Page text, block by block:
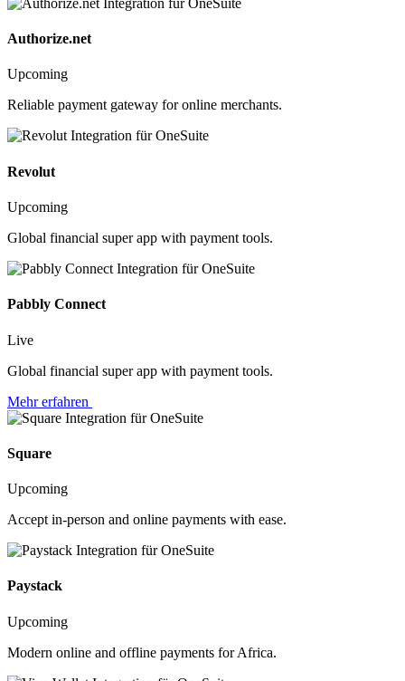
Authorize.net
Upcoming
Reliable payment gateway for online merchants.
Revolut
Upcoming
Global financial super app with payment tools.
Pabbly Connect
Live
Global financial super app with payment tools.
Mehr erfahren
Square
Upcoming
Accept in-person and online payments with ease.
Paystack
Upcoming
Modern online and offline payments for Africa.